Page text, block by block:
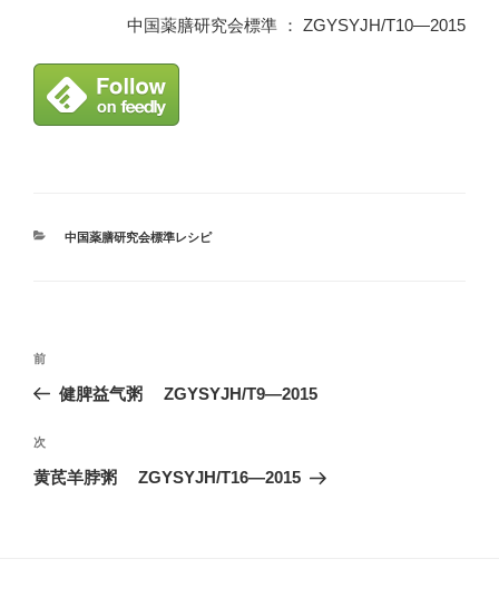
中国薬膳研究会標準 ： ZGYSYJH/T10―2015
カ
中国薬膳研究会標準レシピ
投
ビ
ゲ
前
の
稿
前
健脾益气粥 ZGYSYJH/T9―2015
次
の
次
黄芪羊脖粥 ZGYSYJH/T16―2015